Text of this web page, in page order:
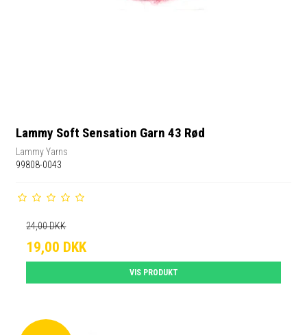
Lammy Soft Sensation Garn 43 Rød
Lammy Yarns
99808-0043
24,00 DKK
19,00 DKK
VIS PRODUKT